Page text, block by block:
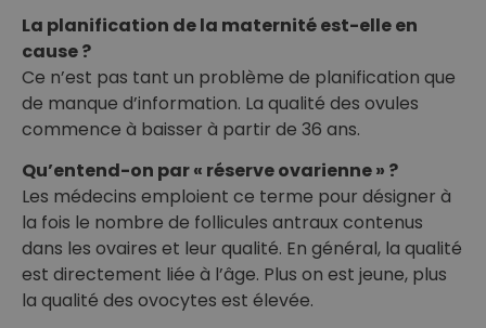
La planification de la maternité est-elle en
cause ?
Ce n’est pas tant un problème de planification que
de manque d’information. La qualité des ovules
commence à baisser à partir de 36 ans.
Qu’entend-on par « réserve ovarienne » ?
Les médecins emploient ce terme pour désigner à
la fois le nombre de follicules antraux contenus
dans les ovaires et leur qualité. En général, la qualité
est directement liée à l’âge. Plus on est jeune, plus
la qualité des ovocytes est élevée.